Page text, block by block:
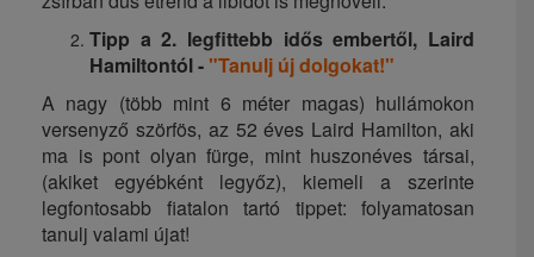
Tipp a 2. legfittebb idős embertől, Laird
Hamiltontól -"Tanulj új dolgokat!"
A nagy (több mint 6 méter magas) hullámokon
versenyző szörfös, az 52 éves Laird Hamilton, aki
ma is pont olyan fürge, mint huszonéves társai,
(akiket egyébként legyőz), kiemeli a szerinte
legfontosabb fiatalon tartó tippet: folyamatosan
tanulj valami újat!